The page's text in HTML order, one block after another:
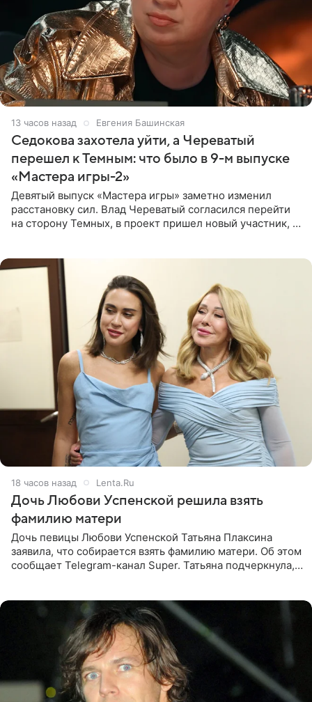
13 часов назад Евгения Башинская
Седокова захотела уйти, а Череватый
перешел к Темным: что было в 9-м выпуске
«Мастера игры-2»
Девятый выпуск «Мастера игры» заметно изменил
расстановку сил. Влад Череватый согласился перейти
на сторону Темных, в проект пришел новый участник, а
18 часов назад Lenta.Ru
Дочь Любови Успенской решила взять
фамилию матери
Дочь певицы Любови Успенской Татьяна Плаксина
заявила, что собирается взять фамилию матери. Об этом
сообщает Telegram-канал Super. Татьяна подчеркнула,